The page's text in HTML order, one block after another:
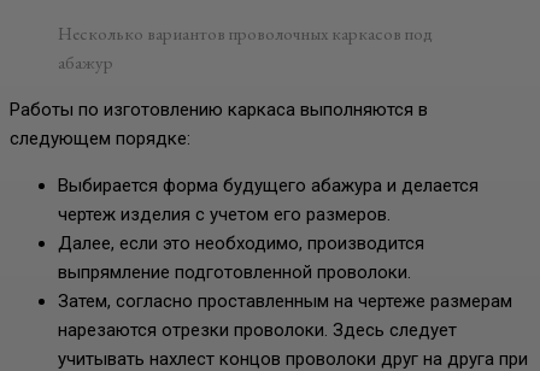
Несколько вариантов проволочных каркасов под
абажур
Работы по изготовлению каркаса выполняются в
следующем порядке:
Выбирается форма будущего абажура и делается
чертеж изделия с учетом его размеров.
Далее, если это необходимо, производится
выпрямление подготовленной проволоки.
Затем, согласно проставленным на чертеже размерам
нарезаются отрезки проволоки. Здесь следует
учитывать нахлест концов проволоки друг на друга при